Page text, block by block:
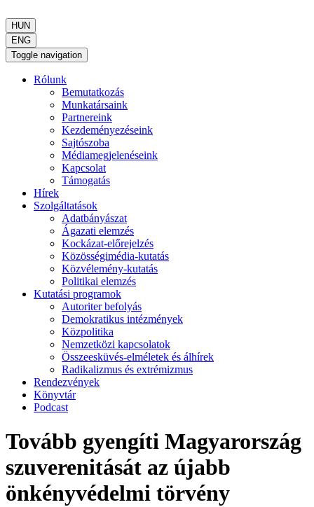
HUN
ENG
Toggle navigation
Rólunk
Bemutatkozás
Munkatársaink
Partnereink
Kezdeményezéseink
Sajtószoba
Médiamegjelenéseink
Kapcsolat
Támogatás
Hírek
Szolgáltatások
Adatbányászat
Ágazati elemzés
Kockázat-előrejelzés
Közösségimédia-kutatás
Közvélemény-kutatás
Politikai elemzés
Kutatási programok
Autoriter befolyás
Demokratikus intézmények
Közpolitika
Nemzetközi kapcsolatok
Összeesküvés-elméletek és álhírek
Radikalizmus és extrémizmus
Rendezvények
Könyvtár
Podcast
Tovább gyengíti Magyarország
szuverenitását az újabb
önkényvédelmi törvény